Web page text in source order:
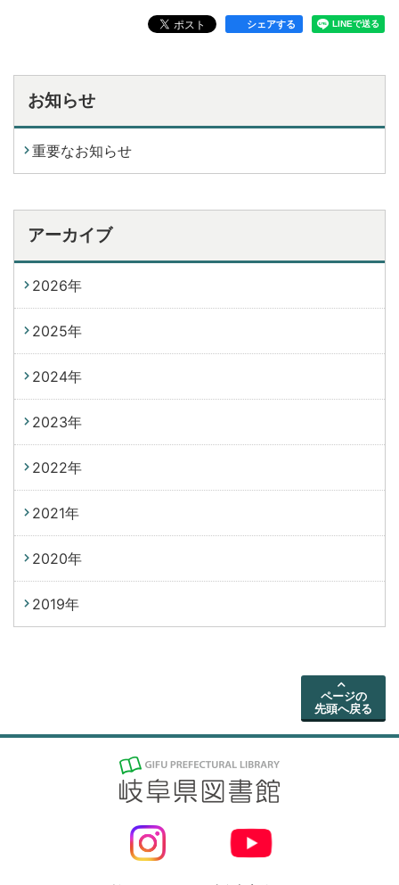
シェアする
お知らせ
重要なお知らせ
アーカイブ
2026年
2025年
2024年
2023年
2022年
2021年
2020年
2019年
ページの
先頭へ戻る